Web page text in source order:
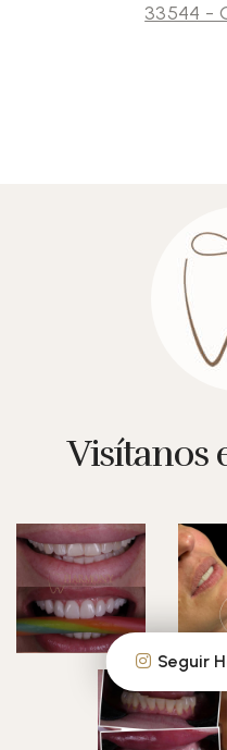
33544 -
Visítanos
Seguir